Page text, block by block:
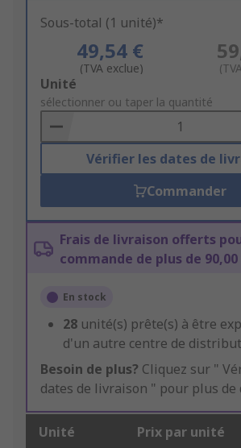
Sous-total (1 unité)*
49,54 €
(TVA exclue)
Add
to
Basket
Unité
sélectionner ou taper la quantité
Vérifier les dates de
Commander
Frais de livraison offerts
commande de plus de 90,00
En stock
28 unité(s) prête(s) à être
d'un autre centre de
Besoin de plus? Cliquez sur "
dates de livraison " pour plus de
Unité Prix par unité